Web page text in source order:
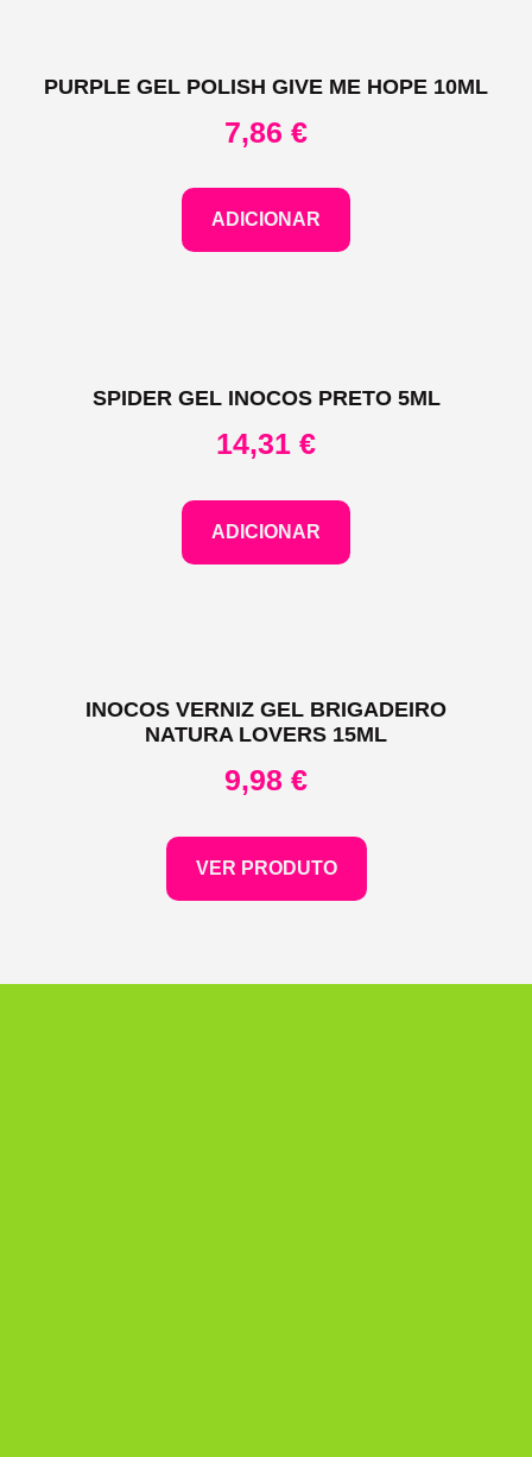
PURPLE GEL POLISH GIVE ME HOPE 10ML
7,86 €
ADICIONAR
SPIDER GEL INOCOS PRETO 5ML
14,31 €
ADICIONAR
INOCOS VERNIZ GEL BRIGADEIRO
NATURA LOVERS 15ML
9,98 €
VER PRODUTO